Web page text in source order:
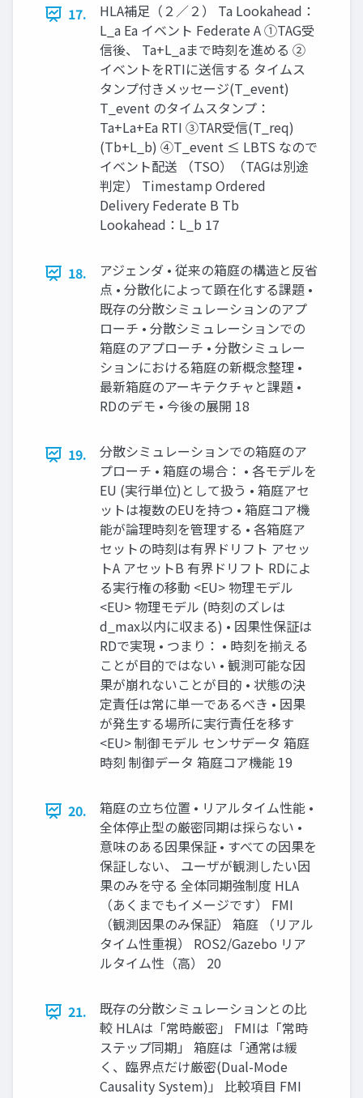
17.
HLA補足（２／２） Ta Lookahead：
L_a Ea イベント Federate A ①TAG受
信後、 Ta+L_aまで時刻を進める ②
イベントをRTIに送信する タイムス
タンプ付きメッセージ(T_event)
T_event のタイムスタンプ：
Ta+La+Ea RTI ③TAR受信(T_req)
(Tb+L_b) ④T_event ≤ LBTS なので
イベント配送 （TSO）（TAGは別途
判定） Timestamp Ordered
Delivery Federate B Tb
Lookahead：L_b 17
18.
アジェンダ • 従来の箱庭の構造と反省
点 • 分散化によって顕在化する課題 •
既存の分散シミュレーションのアプ
ローチ • 分散シミュレーションでの
箱庭のアプローチ • 分散シミュレー
ションにおける箱庭の新概念整理 •
最新箱庭のアーキテクチャと課題 •
RDのデモ • 今後の展開 18
19.
分散シミュレーションでの箱庭のア
プローチ • 箱庭の場合： • 各モデルを
EU (実行単位)として扱う • 箱庭アセ
ットは複数のEUを持つ • 箱庭コア機
能が論理時刻を管理する • 各箱庭ア
セットの時刻は有界ドリフト アセッ
トA アセットB 有界ドリフト RDによ
る実行権の移動 <EU> 物理モデル
<EU> 物理モデル (時刻のズレは
d_max以内に収まる) • 因果性保証は
RDで実現 • つまり： • 時刻を揃える
ことが目的ではない • 観測可能な因
果が崩れないことが目的 • 状態の決
定責任は常に単一であるべき • 因果
が発生する場所に実行責任を移す
<EU> 制御モデル センサデータ 箱庭
時刻 制御データ 箱庭コア機能 19
20.
箱庭の立ち位置 • リアルタイム性能 •
全体停止型の厳密同期は採らない •
意味のある因果保証 • すべての因果を
保証しない、 ユーザが観測したい因
果のみを守る 全体同期強制度 HLA
（あくまでもイメージです） FMI
（観測因果のみ保証） 箱庭 （リアル
タイム性重視） ROS2/Gazebo リア
ルタイム性（高） 20
21.
既存の分散シミュレーションとの比
較 HLAは「常時厳密」 FMIは「常時
ステップ同期」 箱庭は「通常は緩
く、臨界点だけ厳密(Dual-Mode
Causality System)」 比較項目 FMI